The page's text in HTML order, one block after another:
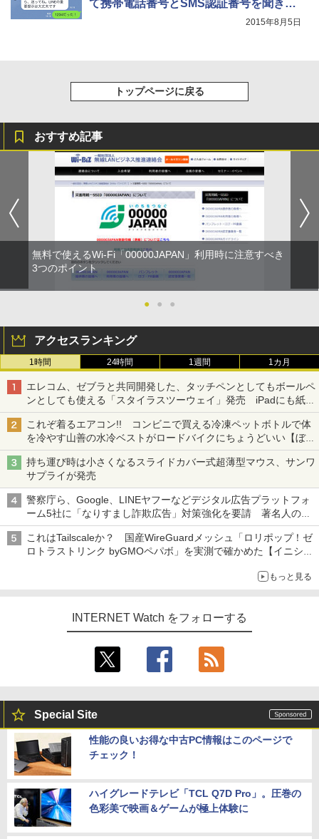
て携帯電話番号とSMS認証番号を聞き出
2015年8月5日
トップページに戻る
おすすめ記事
無料で使えるWi-Fi「00000JAPAN」利用時に注意すべき
3つのポイント
● ● ●
アクセスランキング
1時間 24時間 1週間 1カ月
エレコム、ゼブラと共同開発した、タッチペンとしてもボールペ
ンとしても使える「スタイラスツーウェイ」発売 iPadにも紙に
も、持ち替えずに書き込める
これぞ着るエアコン!! コンビニで買える冷凍ペットボトルで体
を冷やす山善の水冷ベストがロードバイクにちょうどいい【ぼっ
ち・ざ・ろーど！その14】【空いた時間でなにしてる？】
持ち運び時は小さくなるスライドカバー式超薄型マウス、サンワ
サプライが発売
警察庁ら、Google、LINEヤフーなどデジタル広告プラットフォ
ーム5社に「なりすまし詐欺広告」対策強化を要請 著名人の写
真や映像を使った投資詐欺などへの対策として
これはTailscaleか？ 国産WireGuardメッシュ「ロリポップ！ゼ
ロトラストリンク byGMOペパボ」を実測で確かめた【イニシャ
もっと見る
INTERNET Watch をフォローする
Special Site
性能の良いお得な中古PC情報はこのページで
チェック！
ハイグレードテレビ「TCL Q7D Pro」。圧巻の
色彩美で映画＆ゲームが極上体験に